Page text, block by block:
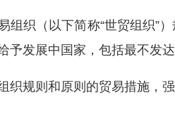
织（以下简称“世贸组织”）
予发展中国家，包括最不发
规则和原则的贸易措施，强